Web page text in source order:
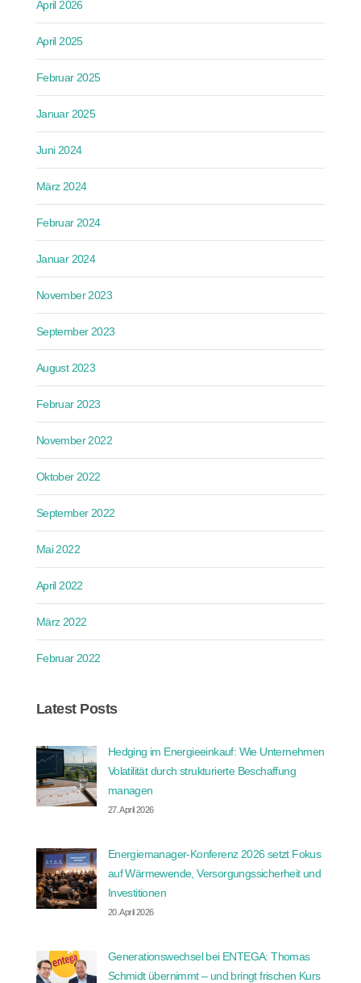
April 2026
April 2025
Februar 2025
Januar 2025
Juni 2024
März 2024
Februar 2024
Januar 2024
November 2023
September 2023
August 2023
Februar 2023
November 2022
Oktober 2022
September 2022
Mai 2022
April 2022
März 2022
Februar 2022
Latest Posts
Hedging im Energieeinkauf: Wie Unternehmen
Volatilität durch strukturierte Beschaffung
managen
27. April 2026
Energiemanager-Konferenz 2026 setzt Fokus
auf Wärmewende, Versorgungssicherheit und
Investitionen
20. April 2026
Generationswechsel bei ENTEGA: Thomas
Schmidt übernimmt – und bringt frischen Kurs